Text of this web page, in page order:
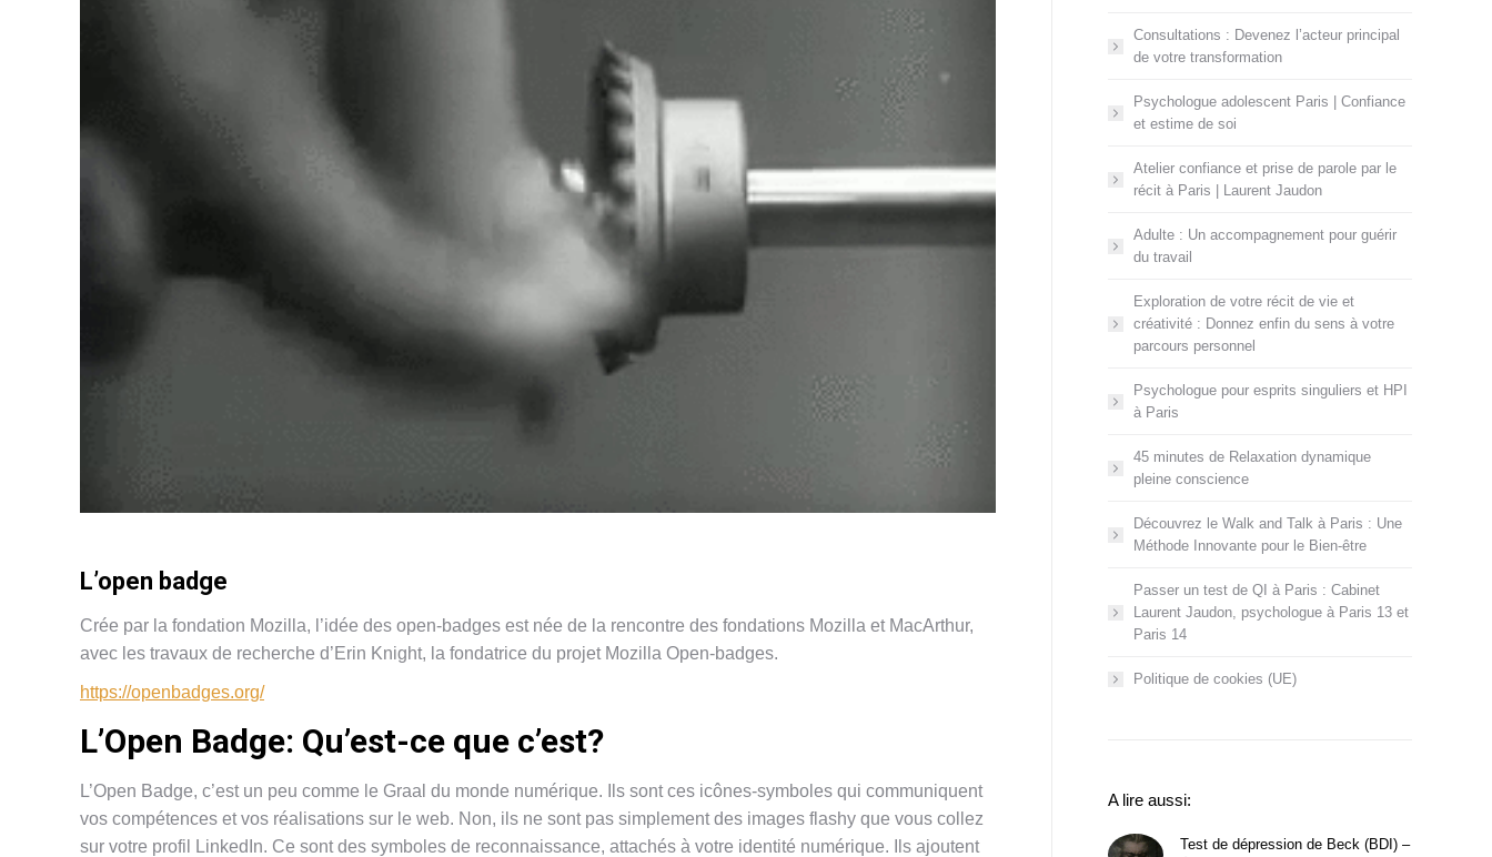
L’open badge
Crée par la fondation Mozilla, l’idée des open-badges est née de la rencontre des fondations Mozilla et MacArthur,
avec les travaux de recherche d’Erin Knight, la fondatrice du projet Mozilla Open-badges.
https://openbadges.org/
L’Open Badge: Qu’est-ce que c’est?
L’Open Badge, c’est un peu comme le Graal du monde numérique. Ils sont ces icônes-symboles qui communiquent
vos compétences et vos réalisations sur le web. Non, ils ne sont pas simplement des images flashy que vous collez
sur votre profil LinkedIn. Ce sont des symboles de reconnaissance, attachés à votre identité numérique. Ils ajoutent
Consultations : Devenez l’acteur principal
de votre transformation
Psychologue adolescent Paris | Confiance
et estime de soi
Atelier confiance et prise de parole par le
récit à Paris | Laurent Jaudon
Adulte : Un accompagnement pour guérir
du travail
Exploration de votre récit de vie et
créativité : Donnez enfin du sens à votre
parcours personnel
Psychologue pour esprits singuliers et HPI
à Paris
45 minutes de Relaxation dynamique
pleine conscience
Découvrez le Walk and Talk à Paris : Une
Méthode Innovante pour le Bien-être
Passer un test de QI à Paris : Cabinet
Laurent Jaudon, psychologue à Paris 13 et
Paris 14
Politique de cookies (UE)
A lire aussi:
Test de dépression de Beck (BDI) –